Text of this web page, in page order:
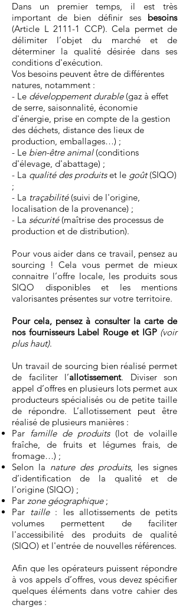
Dans un premier temps, il est très
important de bien définir ses besoins
(Article L 2111-1 CCP). Cela permet de
délimiter l’objet du marché et de
déterminer la qualité désirée dans ses
conditions d'exécution.
Vos besoins peuvent être de différentes
natures, notamment :
- Le développement durable(gaz à effet
de serre, saisonnalité, économie
d'énergie, prise en compte de la gestion
des déchets, distance des lieux de
production, emballages…) ;
- Le bien-être animal(conditions
d'élevage, d'abattage) ;
- La qualité des produitset le goût(SIQO)
;
- La traçabilité(suivi de l'origine,
localisation de la provenance) ;
- La sécurité(maîtrise des processus de
production et de distribution).
Pour vous aider dans ce travail, pensez au
sourcing ! Cela vous permet de mieux
connaitre l’offre locale, les produits sous
SIQO disponibles et les mentions
valorisantes présentes sur votre territoire.
Pour cela, pensez à consulter la carte de
nos fournisseurs Label Rouge et IGP (voir
plus haut).
Un travail de sourcing bien réalisé permet
de faciliter l’allotissement. Diviser son
appel d’offres en plusieurs lots permet aux
producteurs spécialisés ou de petite taille
de répondre. L’allotissement peut être
réalisé de plusieurs manières :
Par famille de produits(lot de volaille
fraîche, de fruits et légumes frais, de
fromage…) ;
Selon la nature des produits, les signes
d’identification de la qualité et de
l’origine (SIQO) ;
Par zone géographique;
Par taille : les allotissements de petits
volumes permettent de faciliter
l'accessibilité des produits de qualité
(SIQO) et l'entrée de nouvelles références.
Afin que les opérateurs puissent répondre
à vos appels d’offres, vous devez spécifier
quelques éléments dans votre cahier des
charges :